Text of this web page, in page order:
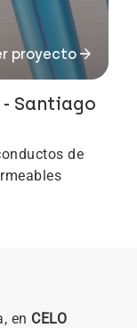
proyectoarrow_forward
Santiago
de
en CELO